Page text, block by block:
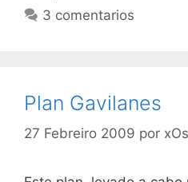
3 comentarios
Plan Gavilanes
27 Febreiro 2009 por